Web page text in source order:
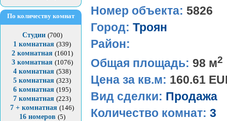
По количеству комнат
Студии (700)
1 комнатная (339)
2 комнатная (1601)
3 комнатная (1076)
4 комнатная (538)
5 комнатная (323)
6 комнатная (195)
7 комнатная (223)
7 + комнатная (146)
16 номеров (5)
Номер объекта: 5826
Город: Троян
Район:
Общая площадь: 98 м2
Цена за кв.м: 160.61
Вид сделки: Продажа
Количество комнат: 3